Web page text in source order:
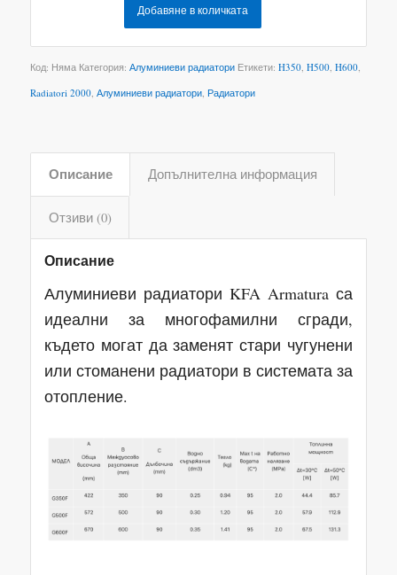
Добавяне в количката
Код: Няма Категория: Алуминиеви радиатори Етикети: H350, H500, H600,
Radiatori 2000, Алуминиеви радиатори, Радиатори
Описание Допълнителна информация
Отзиви (0)
Описание
Алуминиеви радиатори KFA Armatura са
идеални за многофамилни сгради,
където могат да заменят стари чугунени
или стоманени радиатори в системата за
отопление.